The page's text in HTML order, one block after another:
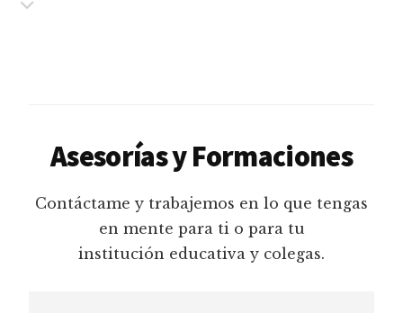
Asesorías y Formaciones
Contáctame y trabajemos en lo que tengas
en mente para ti o para tu
institución educativa y colegas.